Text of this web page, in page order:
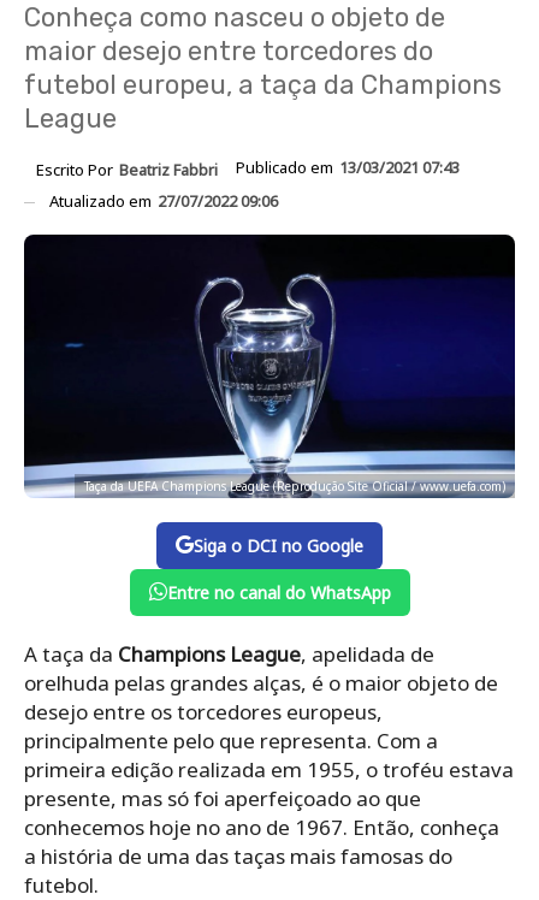
Conheça como nasceu o objeto de
maior desejo entre torcedores do
futebol europeu, a taça da Champions
League
Escrito Por Beatriz Fabbri Publicado em 13/03/2021 07:43
Atualizado em 27/07/2022 09:06
Taça da UEFA Champions League (Reprodução Site Oficial / www.uefa.com)
Siga o DCI no Google
Entre no canal do WhatsApp
A taça da Champions League, apelidada de
orelhuda pelas grandes alças, é o maior objeto de
desejo entre os torcedores europeus,
principalmente pelo que representa. Com a
primeira edição realizada em 1955, o troféu estava
presente, mas só foi aperfeiçoado ao que
conhecemos hoje no ano de 1967. Então, conheça
a história de uma das taças mais famosas do
futebol.